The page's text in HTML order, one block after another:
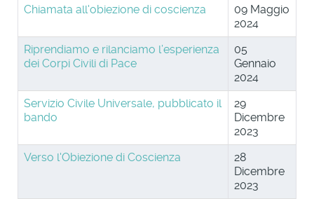
Chiamata all'obiezione di coscienza
09 Maggio
2024
Riprendiamo e rilanciamo l’esperienza
dei Corpi Civili di Pace
05
Gennaio
2024
Servizio Civile Universale, pubblicato il
bando
29
Dicembre
2023
Verso l'Obiezione di Coscienza
28
Dicembre
2023